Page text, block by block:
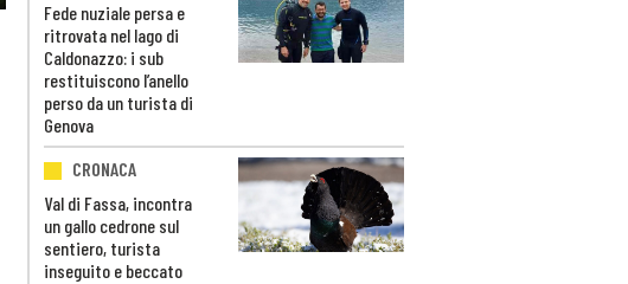
Fede nuziale persa e
ritrovata nel lago di
Caldonazzo: i sub
restituiscono l’anello
perso da un turista di
Genova
CRONACA
Val di Fassa, incontra
un gallo cedrone sul
sentiero, turista
inseguito e beccato